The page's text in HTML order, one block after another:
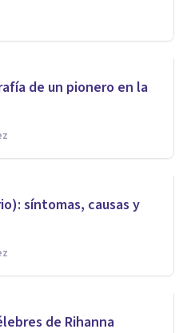
de un pionero en la
síntomas, causas y
de Rihanna